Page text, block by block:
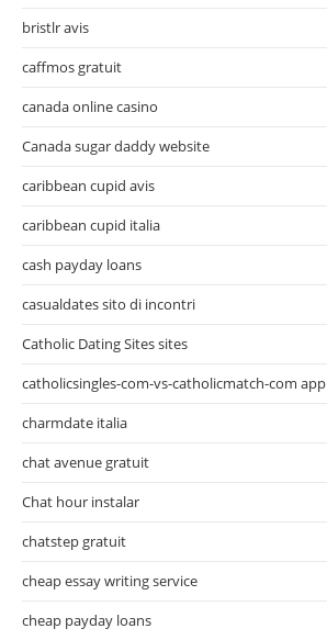
bristlr avis
caffmos gratuit
canada online casino
Canada sugar daddy website
caribbean cupid avis
caribbean cupid italia
cash payday loans
casualdates sito di incontri
Catholic Dating Sites sites
catholicsingles-com-vs-catholicmatch-com app
charmdate italia
chat avenue gratuit
Chat hour instalar
chatstep gratuit
cheap essay writing service
cheap payday loans